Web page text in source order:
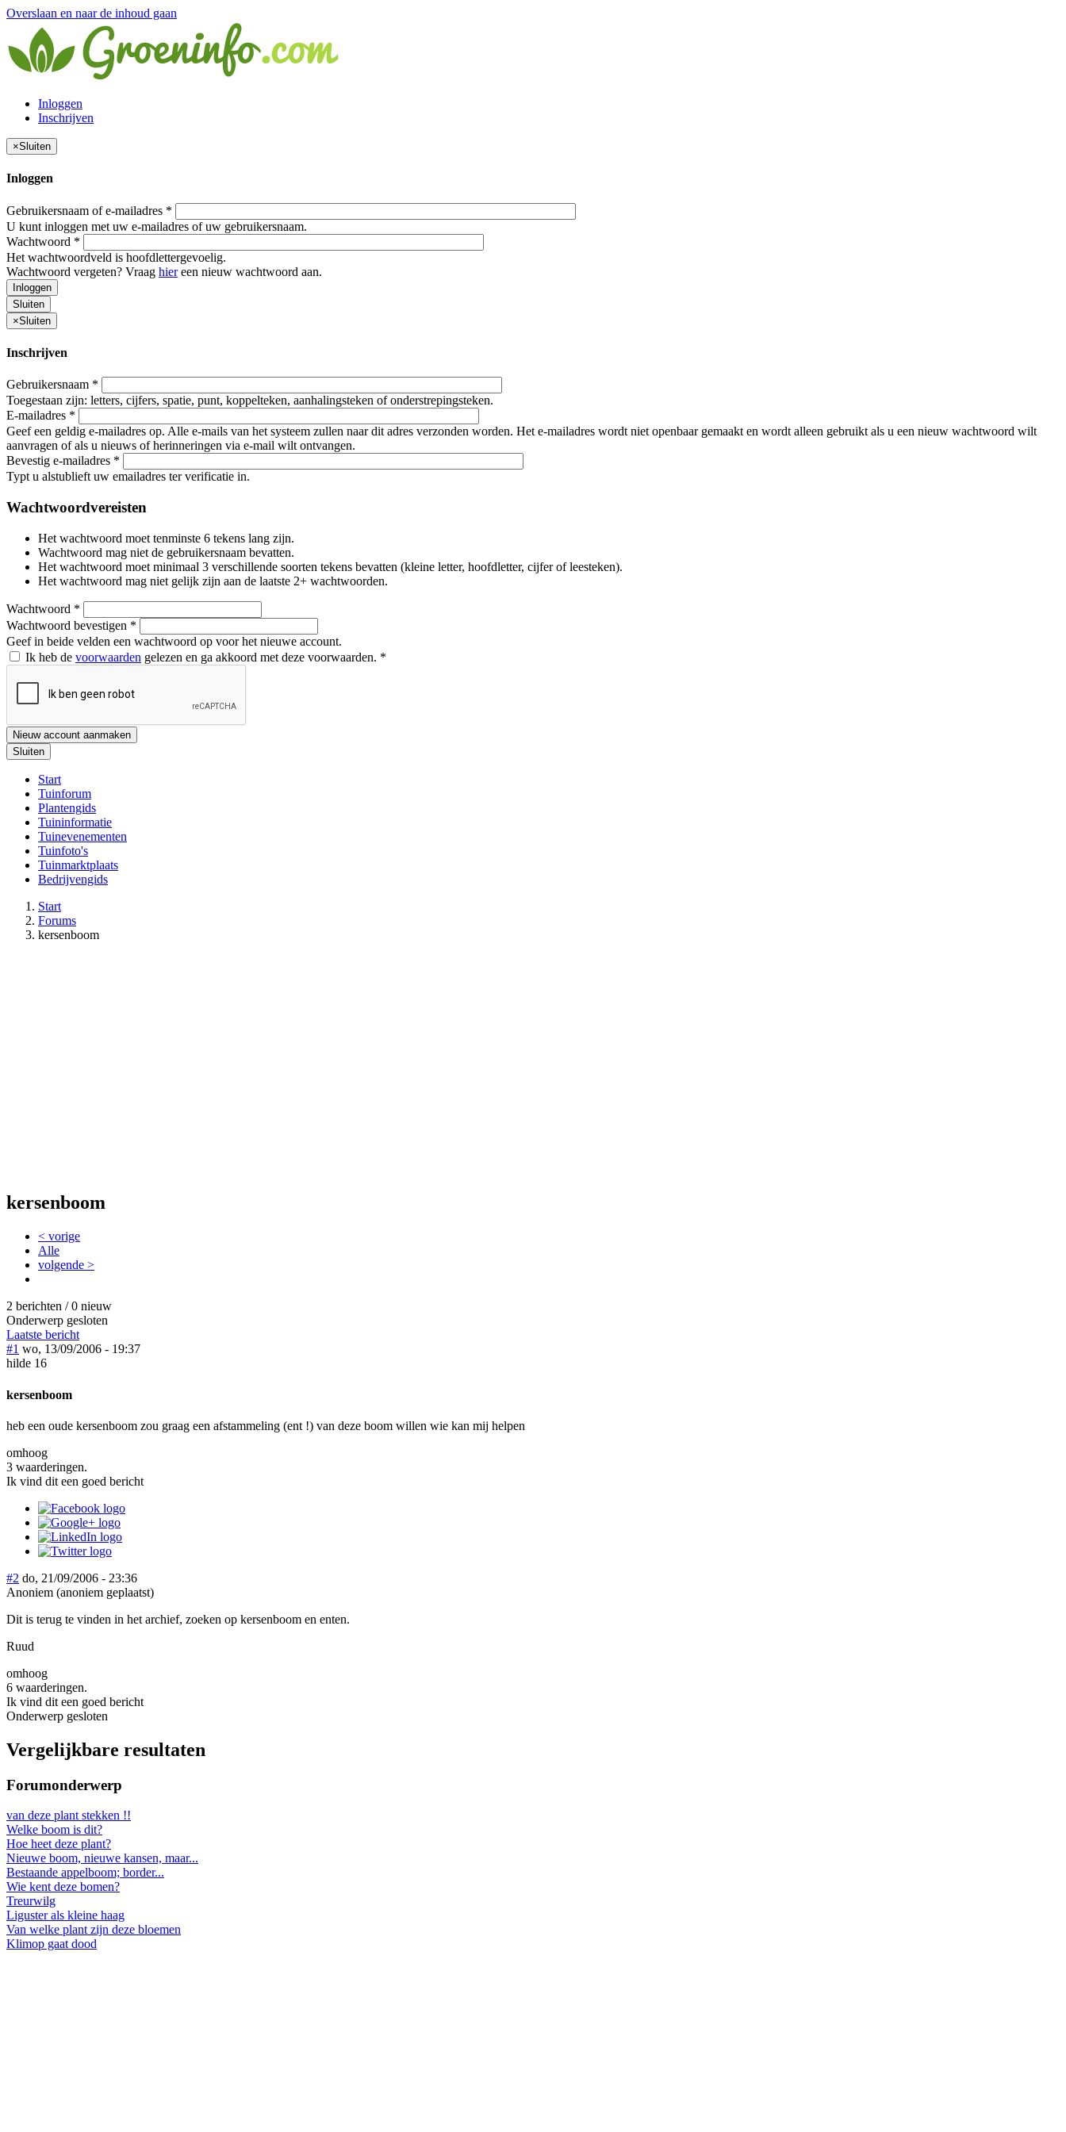
Overslaan en naar de inhoud gaan
Inloggen
Inschrijven
×Sluiten
Inloggen
Gebruikersnaam of e-mailadres *
U kunt inloggen met uw e-mailadres of uw gebruikersnaam.
Wachtwoord *
Het wachtwoordveld is hoofdlettergevoelig.
Wachtwoord vergeten? Vraag hiereen nieuw wachtwoord aan.
Inloggen
Sluiten
×Sluiten
Inschrijven
Gebruikersnaam *
Toegestaan zijn: letters, cijfers, spatie, punt, koppelteken, aanhalingsteken of onderstrepingsteken.
E-mailadres *
Geef een geldig e-mailadres op. Alle e-mails van het systeem zullen naar dit adres verzonden worden. Het e-mailadres wordt niet openbaar gemaakt en wordt alleen gebruikt als u een nieuw wachtwoord wilt
aanvragen of als u nieuws of herinneringen via e-mail wilt ontvangen.
Bevestig e-mailadres *
Typt u alstublieft uw emailadres ter verificatie in.
Wachtwoordvereisten
Het wachtwoord moet tenminste 6 tekens lang zijn.
Wachtwoord mag niet de gebruikersnaam bevatten.
Het wachtwoord moet minimaal 3 verschillende soorten tekens bevatten (kleine letter, hoofdletter, cijfer of leesteken).
Het wachtwoord mag niet gelijk zijn aan de laatste 2+ wachtwoorden.
Wachtwoord *
Wachtwoord bevestigen *
Geef in beide velden een wachtwoord op voor het nieuwe account.
Ik heb de voorwaarden gelezen en ga akkoord met deze voorwaarden. *
Nieuw account aanmaken
Sluiten
Start
Tuinforum
Plantengids
Tuininformatie
Tuinevenementen
Tuinfoto's
Tuinmarktplaats
Bedrijvengids
Start
Forums
kersenboom
kersenboom
< vorige
Alle
volgende >
2 berichten / 0 nieuw
Onderwerp gesloten
Laatste bericht
#1 wo, 13/09/2006 - 19:37
hilde 16
kersenboom
heb een oude kersenboom zou graag een afstammeling (ent !) van deze boom willen wie kan mij helpen
omhoog
3 waarderingen.
Ik vind dit een goed bericht
#2 do, 21/09/2006 - 23:36
Anoniem (anoniem geplaatst)
Dit is terug te vinden in het archief, zoeken op kersenboom en enten.
Ruud
omhoog
6 waarderingen.
Ik vind dit een goed bericht
Onderwerp gesloten
Vergelijkbare resultaten
Forumonderwerp
van deze plant stekken !!
Welke boom is dit?
Hoe heet deze plant?
Nieuwe boom, nieuwe kansen, maar...
Bestaande appelboom; border...
Wie kent deze bomen?
Treurwilg
Liguster als kleine haag
Van welke plant zijn deze bloemen
Klimop gaat dood